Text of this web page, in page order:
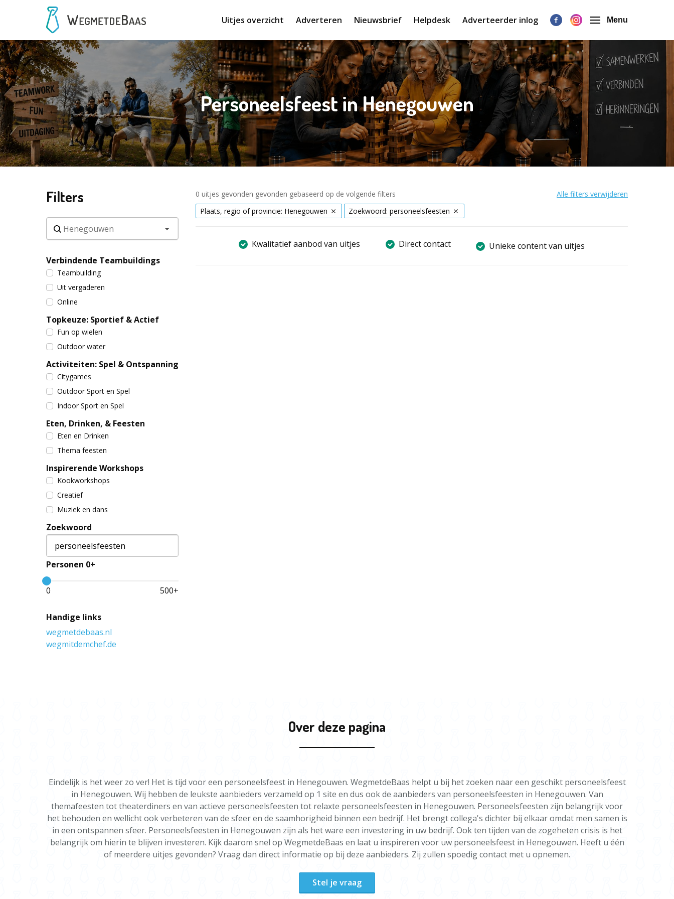
Uitjes overzicht Adverteren Nieuwsbrief Helpdesk Adverteerder inlog Menu
Personeelsfeest in Henegouwen
Filters
Verbindende Teambuildings
Teambuilding
Uit vergaderen
Online
Topkeuze: Sportief & Actief
Fun op wielen
Outdoor water
Activiteiten: Spel & Ontspanning
Citygames
Outdoor Sport en Spel
Indoor Sport en Spel
Eten, Drinken, & Feesten
Eten en Drinken
Thema feesten
Inspirerende Workshops
Kookworkshops
Creatief
Muziek en dans
Zoekwoord
Personen 0+
0 500+
Handige links
wegmetdebaas.nl
wegmitdemchef.de
0 uitjes gevonden gevonden gebaseerd op de volgende filters
Alle filters verwijderen
Plaats, regio of provincie: Henegouwen
Zoekwoord: personeelsfeesten
Kwalitatief aanbod van uitjes Direct contact Unieke content van uitjes
Over deze pagina
Eindelijk is het weer zo ver! Het is tijd voor een personeelsfeest in Henegouwen. WegmetdeBaas helpt u bij het zoeken naar een geschikt personeelsfeest
in Henegouwen. Wij hebben de leukste aanbieders verzameld op 1 site en dus ook de aanbieders van personeelsfeesten in Henegouwen. Van
themafeesten tot theaterdiners en van actieve personeelsfeesten tot relaxte personeelsfeesten in Henegouwen. Personeelsfeesten zijn belangrijk voor
het behouden en wellicht ook verbeteren van de sfeer en de saamhorigheid binnen een bedrijf. Het brengt collega's dichter bij elkaar omdat men samen is
in een ontspannen sfeer. Personeelsfeesten in Henegouwen zijn als het ware een investering in uw bedrijf. Ook ten tijden van de zogeheten crisis is het
belangrijk om hierin te blijven investeren. Kijk daarom snel op WegmetdeBaas en laat u inspireren voor uw personeelsfeest in Henegouwen. Heeft u één
of meerdere uitjes gevonden? Vraag dan direct informatie op bij deze aanbieders. Zij zullen spoedig contact met u opnemen.
Stel je vraag